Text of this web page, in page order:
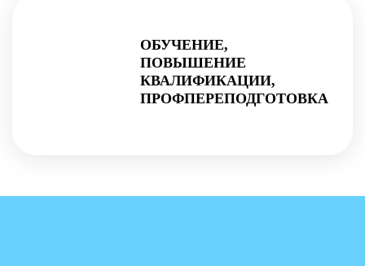
ОБУЧЕНИЕ,
ПОВЫШЕНИЕ
КВАЛИФИКАЦИИ,
ПРОФПЕРЕПОДГОТОВКА